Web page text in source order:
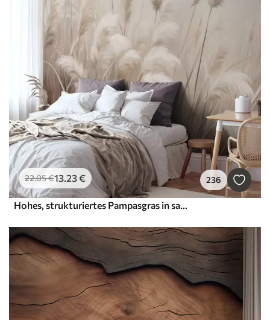
22.05€13.23€ 236
Hohes, strukturiertes Pampasgras in sanften, warmen, neutralen Farbtönen, mit einem verschwommenen, hellen Hintergrund